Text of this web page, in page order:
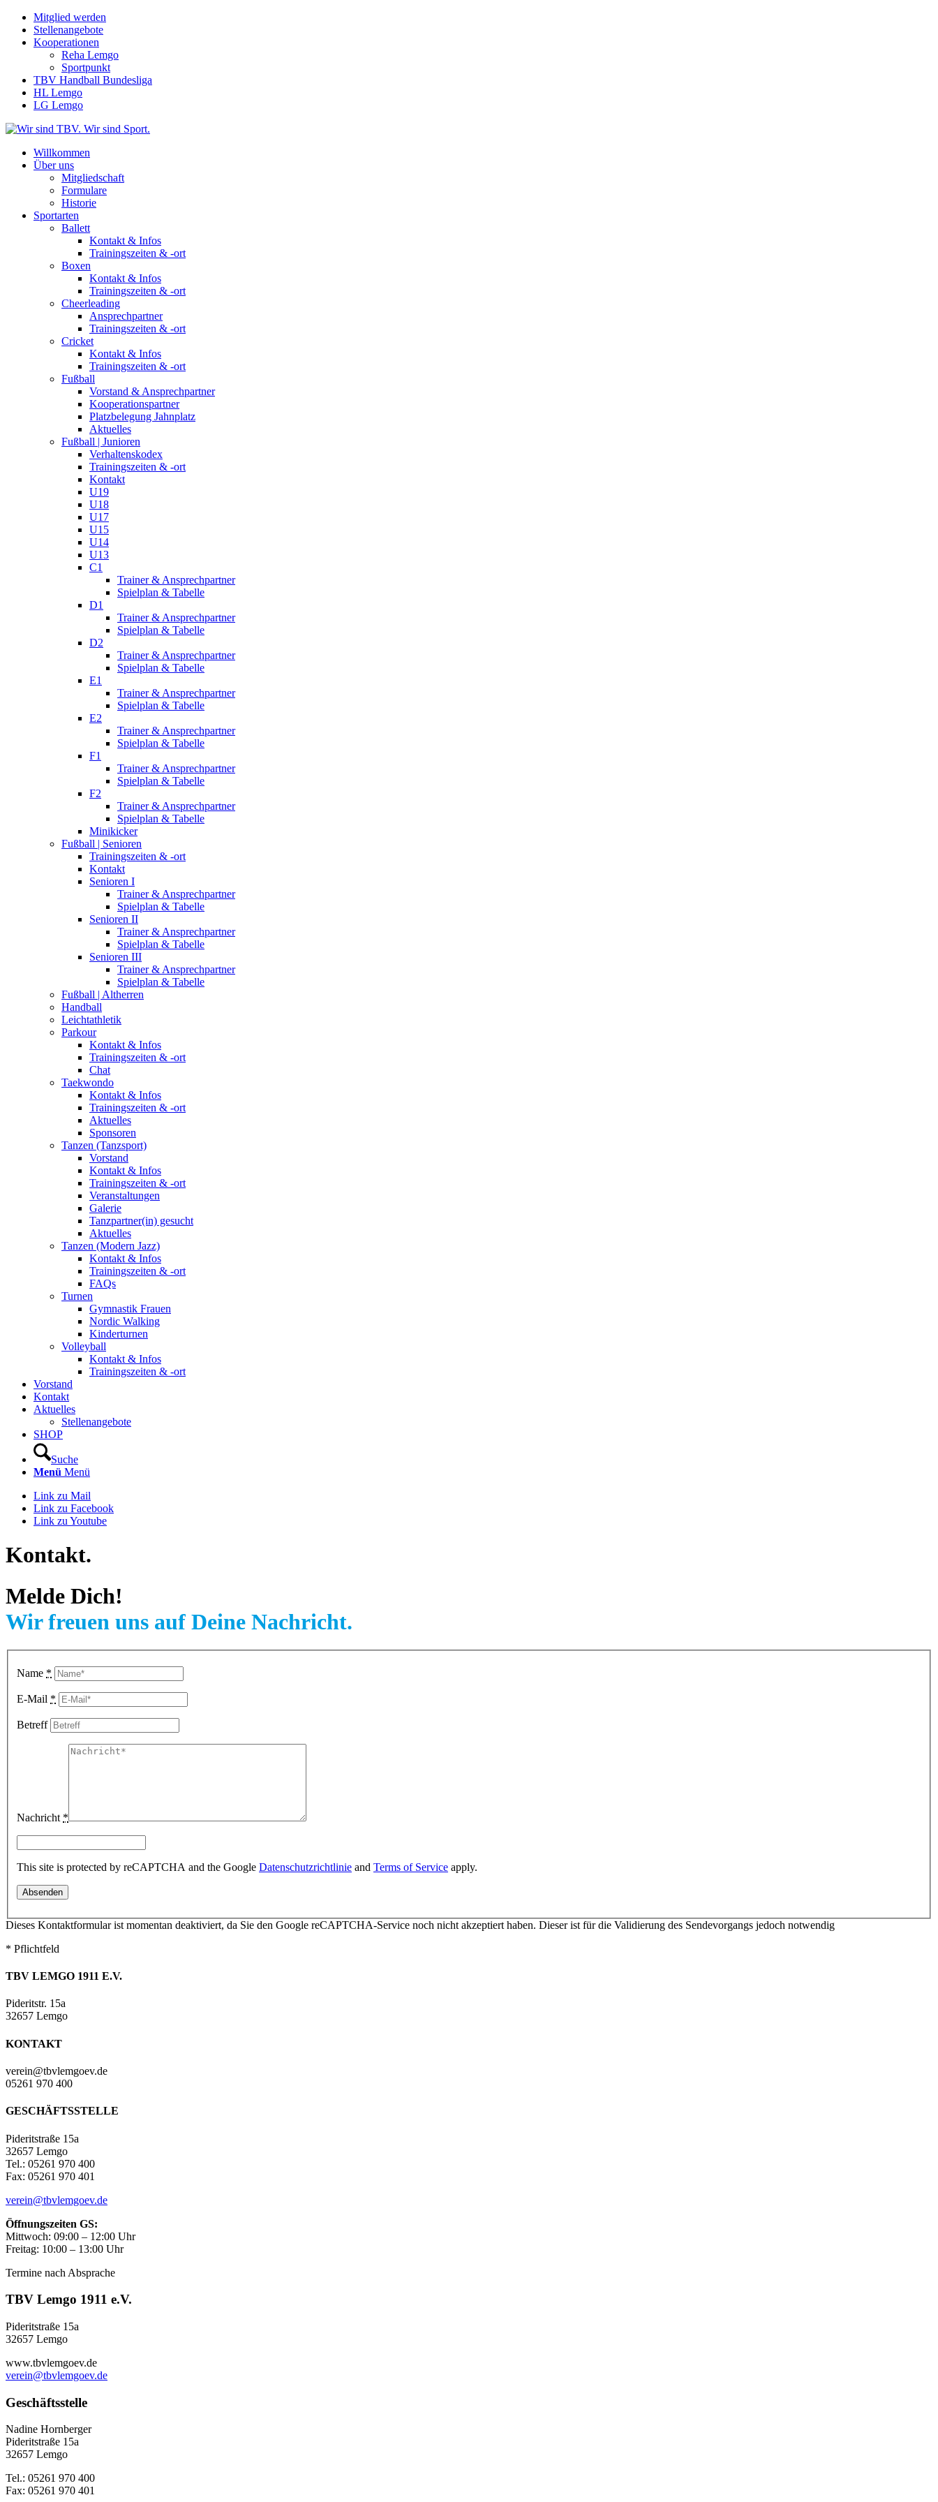
Mitglied werden
Stellenangebote
Kooperationen
Reha Lemgo
Sportpunkt
TBV Handball Bundesliga
HL Lemgo
LG Lemgo
Willkommen
Über uns
Mitgliedschaft
Formulare
Historie
Sportarten
Ballett
Kontakt & Infos
Trainingszeiten & -ort
Boxen
Kontakt & Infos
Trainingszeiten & -ort
Cheerleading
Ansprechpartner
Trainingszeiten & -ort
Cricket
Kontakt & Infos
Trainingszeiten & -ort
Fußball
Vorstand & Ansprechpartner
Kooperationspartner
Platzbelegung Jahnplatz
Aktuelles
Fußball | Junioren
Verhaltenskodex
Trainingszeiten & -ort
Kontakt
U19
U18
U17
U15
U14
U13
C1
Trainer & Ansprechpartner
Spielplan & Tabelle
D1
Trainer & Ansprechpartner
Spielplan & Tabelle
D2
Trainer & Ansprechpartner
Spielplan & Tabelle
E1
Trainer & Ansprechpartner
Spielplan & Tabelle
E2
Trainer & Ansprechpartner
Spielplan & Tabelle
F1
Trainer & Ansprechpartner
Spielplan & Tabelle
F2
Trainer & Ansprechpartner
Spielplan & Tabelle
Minikicker
Fußball | Senioren
Trainingszeiten & -ort
Kontakt
Senioren I
Trainer & Ansprechpartner
Spielplan & Tabelle
Senioren II
Trainer & Ansprechpartner
Spielplan & Tabelle
Senioren III
Trainer & Ansprechpartner
Spielplan & Tabelle
Fußball | Altherren
Handball
Leichtathletik
Parkour
Kontakt & Infos
Trainingszeiten & -ort
Chat
Taekwondo
Kontakt & Infos
Trainingszeiten & -ort
Aktuelles
Sponsoren
Tanzen (Tanzsport)
Vorstand
Kontakt & Infos
Trainingszeiten & -ort
Veranstaltungen
Galerie
Tanzpartner(in) gesucht
Aktuelles
Tanzen (Modern Jazz)
Kontakt & Infos
Trainingszeiten & -ort
FAQs
Turnen
Gymnastik Frauen
Nordic Walking
Kinderturnen
Volleyball
Kontakt & Infos
Trainingszeiten & -ort
Vorstand
Kontakt
Aktuelles
Stellenangebote
SHOP
Suche
Menü Menü
Link zu Mail
Link zu Facebook
Link zu Youtube
Kontakt.
Melde Dich!
Wir freuen uns auf Deine Nachricht.
Name *
E-Mail *
Betreff
Nachricht *
This site is protected by reCAPTCHA and the Google Datenschutzrichtlinie and Terms of Service apply.
Dieses Kontaktformular ist momentan deaktiviert, da Sie den Google reCAPTCHA-Service noch nicht akzeptiert haben. Dieser ist für die Validierung des Sendevorgangs jedoch notwendig
* Pflichtfeld
TBV LEMGO 1911 E.V.
Pideritstr. 15a
32657 Lemgo
KONTAKT
verein@tbvlemgoev.de
05261 970 400
GESCHÄFTSSTELLE
Pideritstraße 15a
32657 Lemgo
Tel.: 05261 970 400
Fax: 05261 970 401
verein@tbvlemgoev.de
Öffnungszeiten GS:
Mittwoch: 09:00 – 12:00 Uhr
Freitag: 10:00 – 13:00 Uhr
Termine nach Absprache
TBV Lemgo 1911 e.V.
Pideritstraße 15a
32657 Lemgo
www.tbvlemgoev.de
verein@tbvlemgoev.de
Geschäftsstelle
Nadine Hornberger
Pideritstraße 15a
32657 Lemgo
Tel.: 05261 970 400
Fax: 05261 970 401